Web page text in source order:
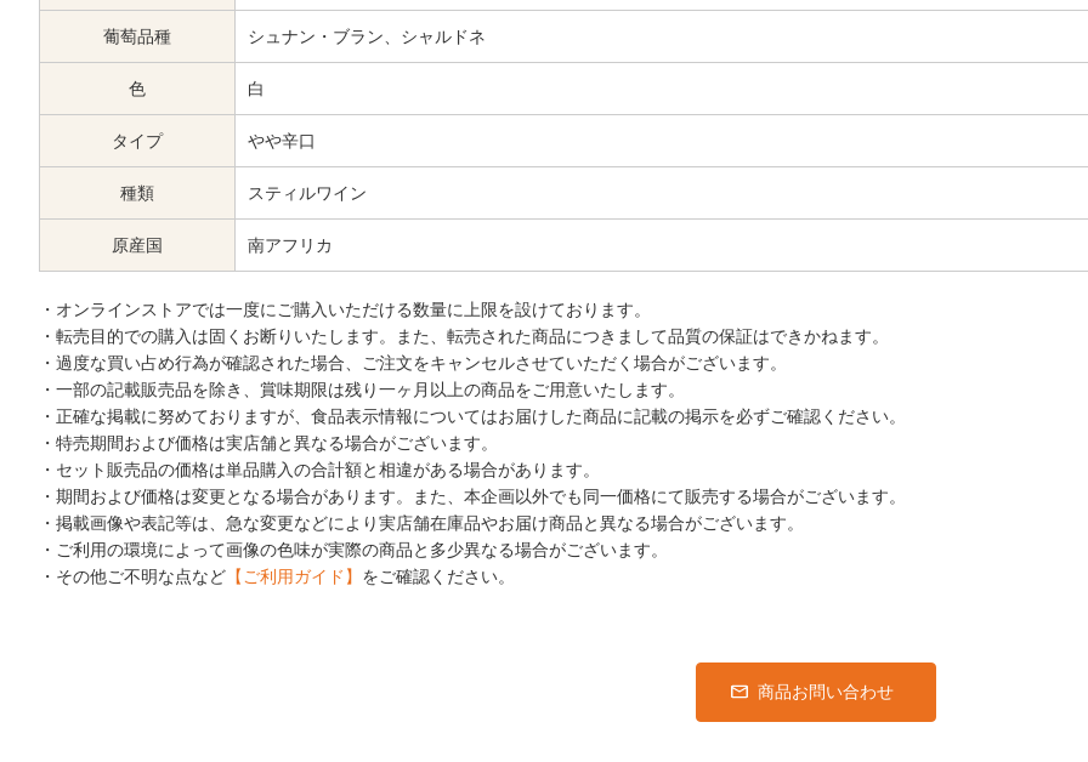
葡萄品種 シュナン・ブラン、シャルドネ
色 白
タイプ やや辛口
種類 スティルワイン
原産国 南アフリカ
・オンラインストアでは一度にご購入いただける数量に上限を設けております。
・転売目的での購入は固くお断りいたします。また、転売された商品につきまして品質の保証はできかねます。
・過度な買い占め行為が確認された場合、ご注文をキャンセルさせていただく場合がございます。
・一部の記載販売品を除き、賞味期限は残り一ヶ月以上の商品をご用意いたします。
・正確な掲載に努めておりますが、食品表示情報についてはお届けした商品に記載の掲示を必ずご確認ください。
・特売期間および価格は実店舗と異なる場合がございます。
・セット販売品の価格は単品購入の合計額と相違がある場合があります。
・期間および価格は変更となる場合があります。また、本企画以外でも同一価格にて販売する場合がございます。
・掲載画像や表記等は、急な変更などにより実店舗在庫品やお届け商品と異なる場合がございます。
・ご利用の環境によって画像の色味が実際の商品と多少異なる場合がございます。
・その他ご不明な点など 【ご利用ガイド】 をご確認ください。
商品お問い合わせ